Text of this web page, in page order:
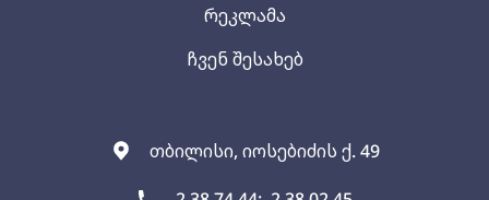
თბილისი, იოსებიძის ქ. 49
რეკლამა
ჩვენ შესახებ